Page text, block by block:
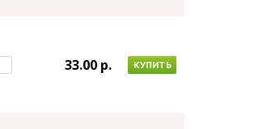
33.00 p. КУПИТЬ